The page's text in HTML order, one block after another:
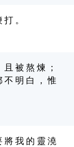
。
被 熬 煉 ；
不 明 白 ， 惟
將 我 的 靈 澆